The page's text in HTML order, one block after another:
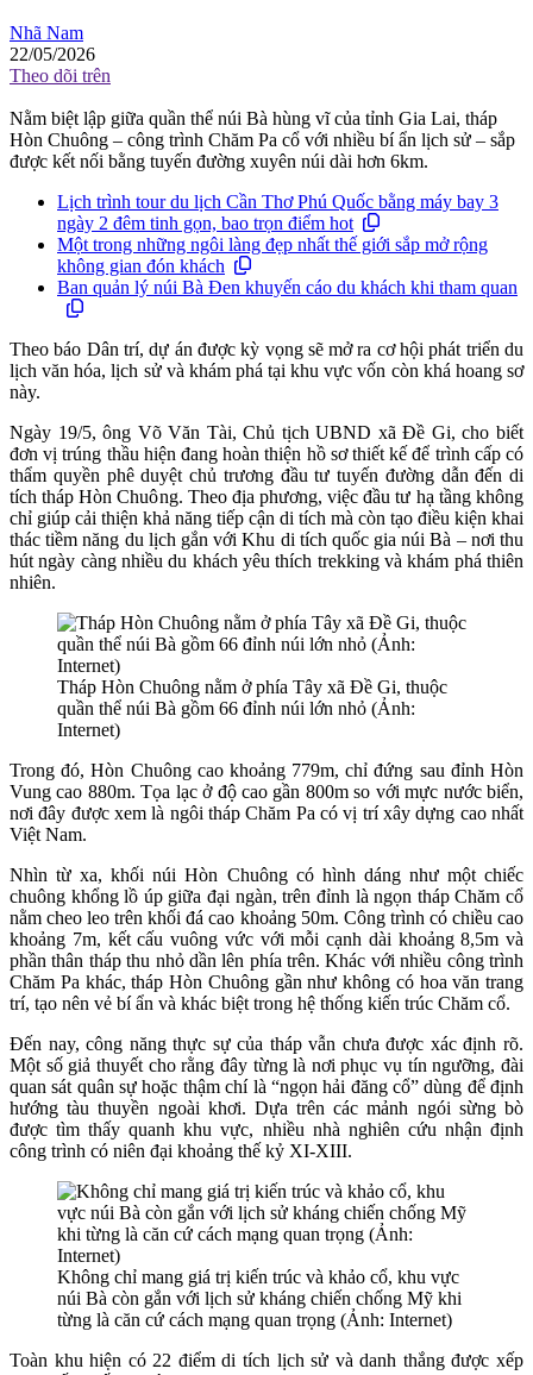
Nhã Nam
22/05/2026
Theo dõi trên
Nằm biệt lập giữa quần thể núi Bà hùng vĩ của tỉnh Gia Lai, tháp
Hòn Chuông – công trình Chăm Pa cổ với nhiều bí ẩn lịch sử – sắp
được kết nối bằng tuyến đường xuyên núi dài hơn 6km.
Lịch trình tour du lịch Cần Thơ Phú Quốc bằng máy bay 3
ngày 2 đêm tinh gọn, bao trọn điểm hot
Một trong những ngôi làng đẹp nhất thế giới sắp mở rộng
không gian đón khách
Ban quản lý núi Bà Đen khuyến cáo du khách khi tham quan
Theo báo Dân trí, dự án được kỳ vọng sẽ mở ra cơ hội phát triển du
lịch văn hóa, lịch sử và khám phá tại khu vực vốn còn khá hoang sơ
này.
Ngày 19/5, ông Võ Văn Tài, Chủ tịch UBND xã Đề Gi, cho biết
đơn vị trúng thầu hiện đang hoàn thiện hồ sơ thiết kế để trình cấp có
thẩm quyền phê duyệt chủ trương đầu tư tuyến đường dẫn đến di
tích tháp Hòn Chuông. Theo địa phương, việc đầu tư hạ tầng không
chỉ giúp cải thiện khả năng tiếp cận di tích mà còn tạo điều kiện khai
thác tiềm năng du lịch gắn với Khu di tích quốc gia núi Bà – nơi thu
hút ngày càng nhiều du khách yêu thích trekking và khám phá thiên
nhiên.
Tháp Hòn Chuông nằm ở phía Tây xã Đề Gi, thuộc
quần thể núi Bà gồm 66 đỉnh núi lớn nhỏ (Ảnh:
Internet)
Trong đó, Hòn Chuông cao khoảng 779m, chỉ đứng sau đỉnh Hòn
Vung cao 880m. Tọa lạc ở độ cao gần 800m so với mực nước biển,
nơi đây được xem là ngôi tháp Chăm Pa có vị trí xây dựng cao nhất
Việt Nam.
Nhìn từ xa, khối núi Hòn Chuông có hình dáng như một chiếc
chuông khổng lồ úp giữa đại ngàn, trên đỉnh là ngọn tháp Chăm cổ
nằm cheo leo trên khối đá cao khoảng 50m. Công trình có chiều cao
khoảng 7m, kết cấu vuông vức với mỗi cạnh dài khoảng 8,5m và
phần thân tháp thu nhỏ dần lên phía trên. Khác với nhiều công trình
Chăm Pa khác, tháp Hòn Chuông gần như không có hoa văn trang
trí, tạo nên vẻ bí ẩn và khác biệt trong hệ thống kiến trúc Chăm cổ.
Đến nay, công năng thực sự của tháp vẫn chưa được xác định rõ.
Một số giả thuyết cho rằng đây từng là nơi phục vụ tín ngưỡng, đài
quan sát quân sự hoặc thậm chí là “ngọn hải đăng cổ” dùng để định
hướng tàu thuyền ngoài khơi. Dựa trên các mảnh ngói sừng bò
được tìm thấy quanh khu vực, nhiều nhà nghiên cứu nhận định
công trình có niên đại khoảng thế kỷ XI-XIII.
Không chỉ mang giá trị kiến trúc và khảo cổ, khu vực
núi Bà còn gắn với lịch sử kháng chiến chống Mỹ khi
từng là căn cứ cách mạng quan trọng (Ảnh: Internet)
Toàn khu hiện có 22 điểm di tích lịch sử và danh thắng được xếp